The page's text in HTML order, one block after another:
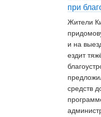
при
Жители
и на
ездит
средств